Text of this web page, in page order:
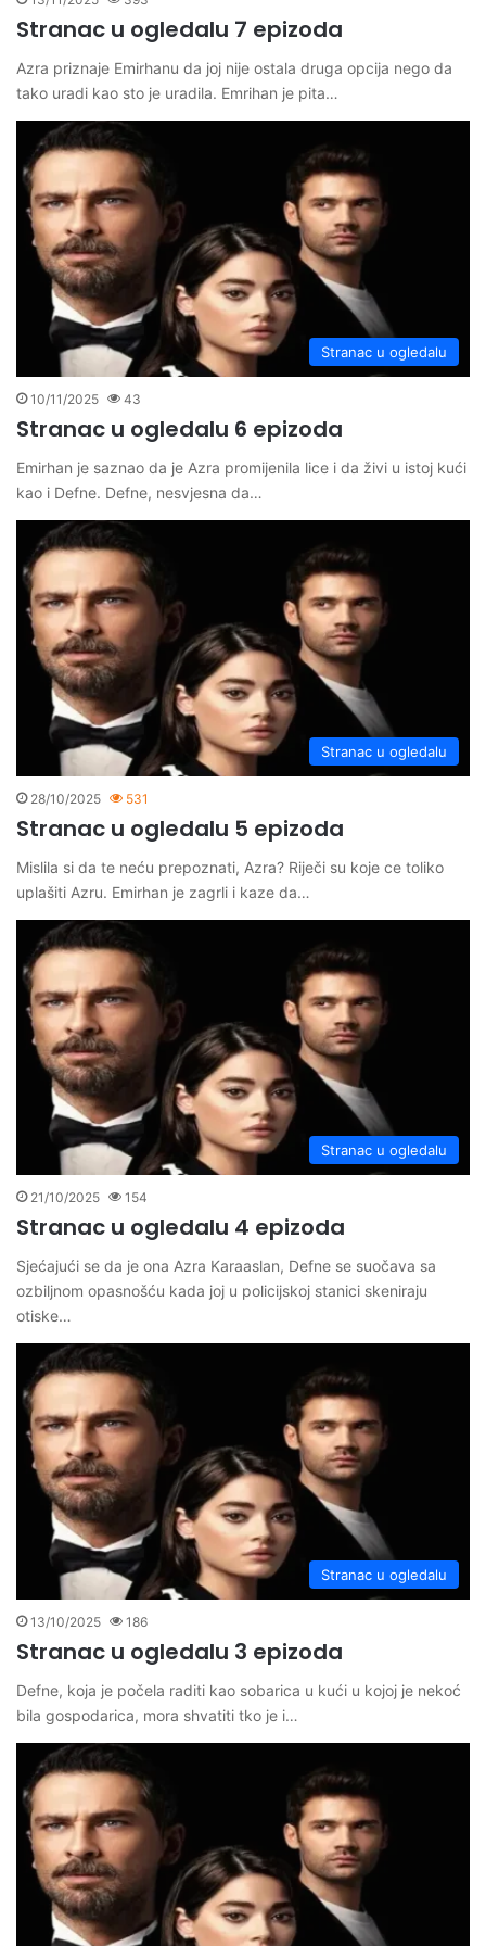
Stranac u ogledalu 7 epizoda
Azra priznaje Emirhanu da joj nije ostala druga opcija nego da
tako uradi kao sto je uradila. Emrihan je pita…
Stranac u ogledalu
10/11/2025 43
Stranac u ogledalu 6 epizoda
Emirhan je saznao da je Azra promijenila lice i da živi u istoj kući
kao i Defne. Defne, nesvjesna da…
Stranac u ogledalu
28/10/2025 531
Stranac u ogledalu 5 epizoda
Mislila si da te neću prepoznati, Azra? Riječi su koje ce toliko
uplašiti Azru. Emirhan je zagrli i kaze da…
Stranac u ogledalu
21/10/2025 154
Stranac u ogledalu 4 epizoda
Sjećajući se da je ona Azra Karaaslan, Defne se suočava sa
ozbiljnom opasnošću kada joj u policijskoj stanici skeniraju
otiske…
Stranac u ogledalu
13/10/2025 186
Stranac u ogledalu 3 epizoda
Defne, koja je počela raditi kao sobarica u kući u kojoj je nekoć
bila gospodarica, mora shvatiti tko je i…